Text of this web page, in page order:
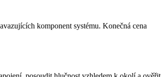
komponent systému. Konečná cena